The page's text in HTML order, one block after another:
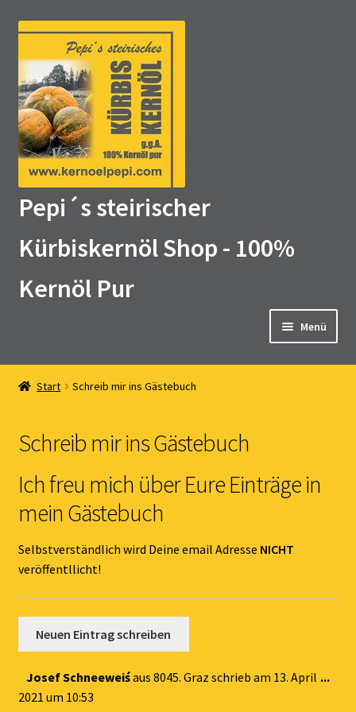
Zur
Navigation
springen
Zum
springen
Pepi´s steirischer
Kürbiskernöl Shop - 100%
Kernöl Pur
Menü
Home
Kernöl Pepi
Übers Kernöl
Kontakt
Gästebuch
Start Schreib mir ins Gästebuch
Schreib mir ins Gästebuch
Ich freu mich über Eure Einträge in
mein Gästebuch
Selbstverständlich wird Deine email Adresse NICHT
veröffentllicht!
Josef Schneeweiśaus 8045. Graz schrieb am 13. April
2021 um 10:53
...